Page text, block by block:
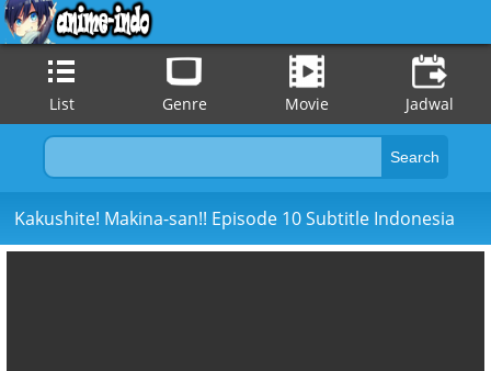
List Genre Movie Jadwal
Kakushite! Makina-san!! Episode 10 Subtitle Indonesia